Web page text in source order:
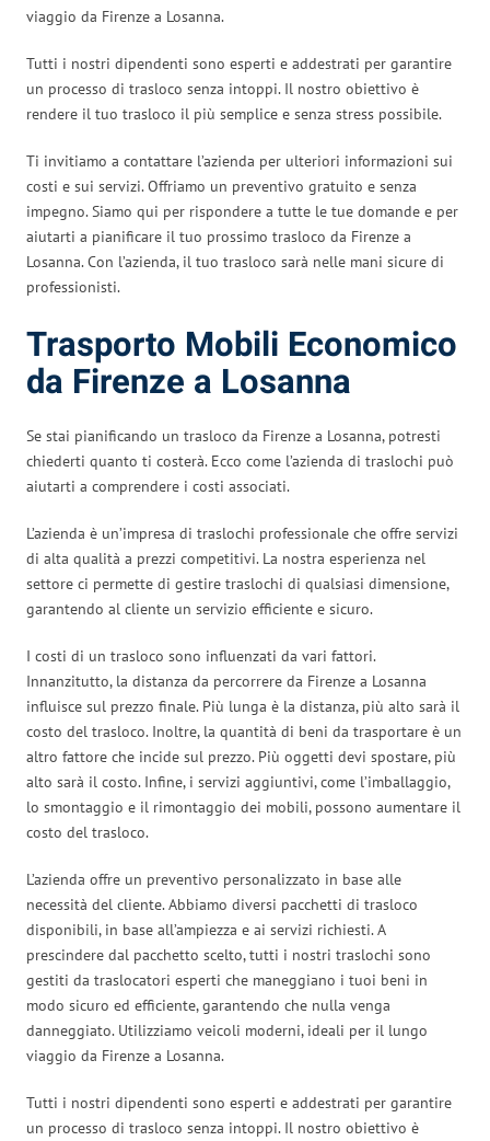
viaggio da Firenze a Losanna.
Tutti i nostri dipendenti sono esperti e addestrati per garantire
un processo di trasloco senza intoppi. Il nostro obiettivo è
rendere il tuo trasloco il più semplice e senza stress possibile.
Ti invitiamo a contattare l’azienda per ulteriori informazioni sui
costi e sui servizi. Offriamo un preventivo gratuito e senza
impegno. Siamo qui per rispondere a tutte le tue domande e per
aiutarti a pianificare il tuo prossimo trasloco da Firenze a
Losanna. Con l’azienda, il tuo trasloco sarà nelle mani sicure di
professionisti.
Trasporto Mobili Economico
da Firenze a Losanna
Se stai pianificando un trasloco da Firenze a Losanna, potresti
chiederti quanto ti costerà. Ecco come l’azienda di traslochi può
aiutarti a comprendere i costi associati.
L’azienda è un’impresa di traslochi professionale che offre servizi
di alta qualità a prezzi competitivi. La nostra esperienza nel
settore ci permette di gestire traslochi di qualsiasi dimensione,
garantendo al cliente un servizio efficiente e sicuro.
I costi di un trasloco sono influenzati da vari fattori.
Innanzitutto, la distanza da percorrere da Firenze a Losanna
influisce sul prezzo finale. Più lunga è la distanza, più alto sarà il
costo del trasloco. Inoltre, la quantità di beni da trasportare è un
altro fattore che incide sul prezzo. Più oggetti devi spostare, più
alto sarà il costo. Infine, i servizi aggiuntivi, come l’imballaggio,
lo smontaggio e il rimontaggio dei mobili, possono aumentare il
costo del trasloco.
L’azienda offre un preventivo personalizzato in base alle
necessità del cliente. Abbiamo diversi pacchetti di trasloco
disponibili, in base all’ampiezza e ai servizi richiesti. A
prescindere dal pacchetto scelto, tutti i nostri traslochi sono
gestiti da traslocatori esperti che maneggiano i tuoi beni in
modo sicuro ed efficiente, garantendo che nulla venga
danneggiato. Utilizziamo veicoli moderni, ideali per il lungo
viaggio da Firenze a Losanna.
Tutti i nostri dipendenti sono esperti e addestrati per garantire
un processo di trasloco senza intoppi. Il nostro obiettivo è